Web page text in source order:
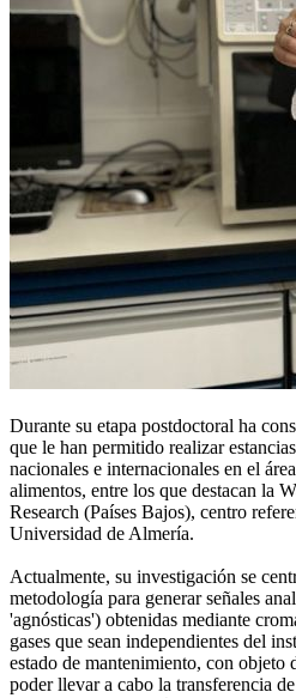
Durante su etapa postdoctoral ha
que le han permitido realizar
nacionales e internacionales en el
alimentos, entre los que destacan la
Research (Países Bajos), centro
Universidad de Almería.
Actualmente, su investigación se
metodología para generar señales
'agnósticas') obtenidas mediante
gases que sean independientes del
estado de mantenimiento, con objeto
poder llevar a cabo la transferencia